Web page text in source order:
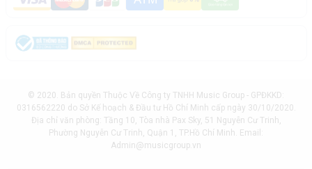
© 2020. Bản quyền Thuộc Về Công ty TNHH Music Group - GPĐKKD:
0316562220 do Sở Kế hoạch & Đầu tư Hồ Chí Minh cấp ngày 30/10/2020.
Địa chỉ văn phòng: Tầng 10, Tòa nhà Pax Sky, 51 Nguyễn Cư Trinh,
Phường Nguyễn Cư Trinh, Quận 1, TP.Hồ Chí Minh. Email:
Admin@musicgroup.vn